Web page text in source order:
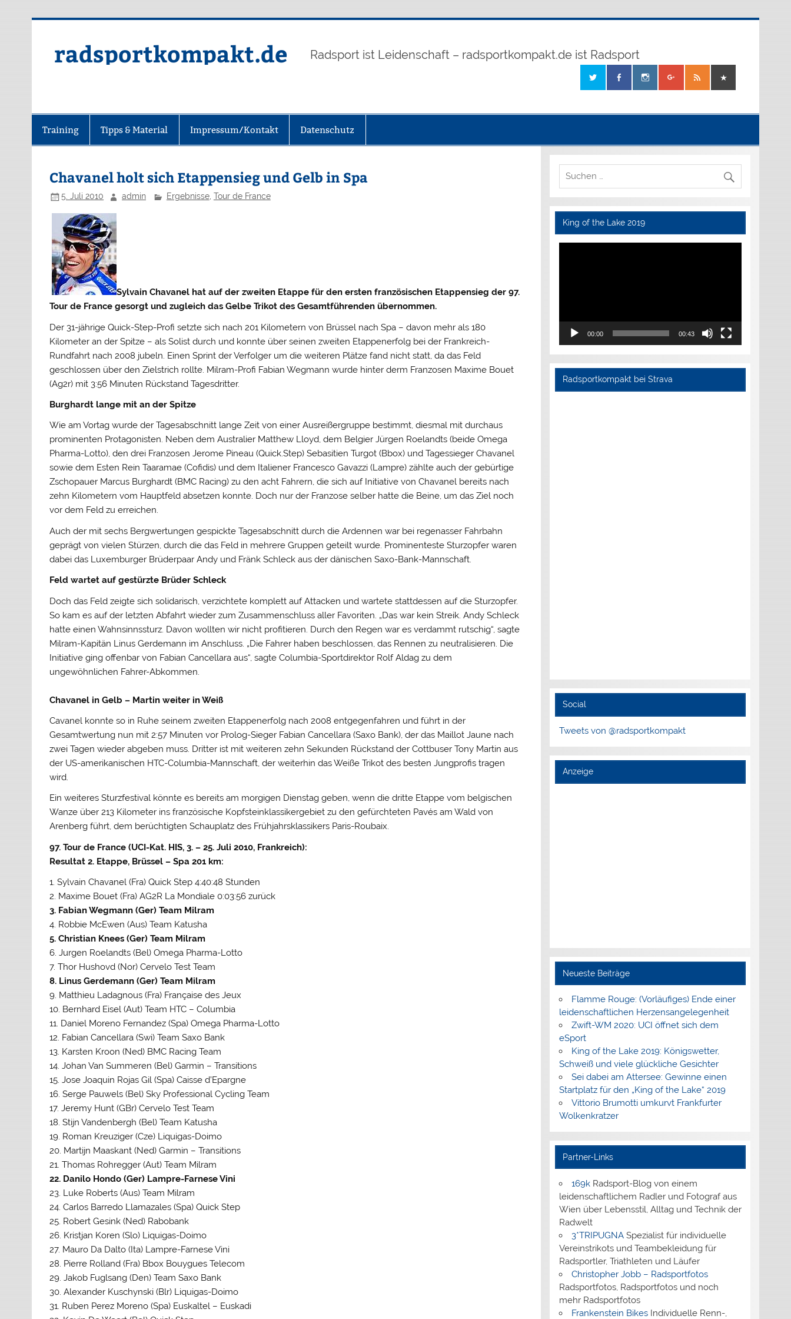
radsportkompakt.de Radsport ist Leidenschaft – radsportkompakt.de ist Radsport
Training Tipps & Material Impressum/Kontakt Datenschutz
Chavanel holt sich Etappensieg und Gelb in Spa
5. Juli 2010 admin Ergebnisse, Tour de France
Sylvain Chavanel hat auf der zweiten Etappe für den ersten französischen Etappensieg der 97.
Tour de France gesorgt und zugleich das Gelbe Trikot des Gesamtführenden übernommen.
Der 31-jährige Quick-Step-Profi setzte sich nach 201 Kilometern von Brüssel nach Spa – davon mehr als 180
Kilometer an der Spitze – als Solist durch und konnte über seinen zweiten Etappenerfolg bei der Frankreich-
Rundfahrt nach 2008 jubeln. Einen Sprint der Verfolger um die weiteren Plätze fand nicht statt, da das Feld
geschlossen über den Zielstrich rollte. Milram-Profi Fabian Wegmann wurde hinter derm Franzosen Maxime Bouet
(Ag2r) mit 3:56 Minuten Rückstand Tagesdritter.
Burghardt lange mit an der Spitze
Wie am Vortag wurde der Tagesabschnitt lange Zeit von einer Ausreißergruppe bestimmt, diesmal mit durchaus
prominenten Protagonisten. Neben dem Australier Matthew Lloyd, dem Belgier Jürgen Roelandts (beide Omega
Pharma-Lotto), den drei Franzosen Jerome Pineau (Quick.Step) Sebasitien Turgot (Bbox) und Tagessieger Chavanel
sowie dem Esten Rein Taaramae (Cofidis) und dem Italiener Francesco Gavazzi (Lampre) zählte auch der gebürtige
Zschopauer Marcus Burghardt (BMC Racing) zu den acht Fahrern, die sich auf Initiative von Chavanel bereits nach
zehn Kilometern vom Hauptfeld absetzen konnte. Doch nur der Franzose selber hatte die Beine, um das Ziel noch
vor dem Feld zu erreichen.
Auch der mit sechs Bergwertungen gespickte Tagesabschnitt durch die Ardennen war bei regenasser Fahrbahn
geprägt von vielen Stürzen, durch die das Feld in mehrere Gruppen geteilt wurde. Prominenteste Sturzopfer waren
dabei das Luxemburger Brüderpaar Andy und Fränk Schleck aus der dänischen Saxo-Bank-Mannschaft.
Feld wartet auf gestürzte Brüder Schleck
Doch das Feld zeigte sich solidarisch, verzichtete komplett auf Attacken und wartete stattdessen auf die Sturzopfer.
So kam es auf der letzten Abfahrt wieder zum Zusammenschluss aller Favoriten. „Das war kein Streik. Andy Schleck
hatte einen Wahnsinnssturz. Davon wollten wir nicht profitieren. Durch den Regen war es verdammt rutschig“, sagte
Milram-Kapitän Linus Gerdemann im Anschluss. „Die Fahrer haben beschlossen, das Rennen zu neutralisieren. Die
Initiative ging offenbar von Fabian Cancellara aus“, sagte Columbia-Sportdirektor Rolf Aldag zu dem
ungewöhnlichen Fahrer-Abkommen.
Chavanel in Gelb – Martin weiter in Weiß
Cavanel konnte so in Ruhe seinem zweiten Etappenerfolg nach 2008 entgegenfahren und führt in der
Gesamtwertung nun mit 2:57 Minuten vor Prolog-Sieger Fabian Cancellara (Saxo Bank), der das Maillot Jaune nach
zwei Tagen wieder abgeben muss. Dritter ist mit weiteren zehn Sekunden Rückstand der Cottbuser Tony Martin aus
der US-amerikanischen HTC-Columbia-Mannschaft, der weiterhin das Weiße Trikot des besten Jungprofis tragen
wird.
Ein weiteres Sturzfestival könnte es bereits am morgigen Dienstag geben, wenn die dritte Etappe vom belgischen
Wanze über 213 Kilometer ins französische Kopfsteinklassikergebiet zu den gefürchteten Pavés am Wald von
Arenberg führt, dem berüchtigten Schauplatz des Frühjahrsklassikers Paris-Roubaix.
97. Tour de France (UCI-Kat. HIS, 3. – 25. Juli 2010, Frankreich):
Resultat 2. Etappe, Brüssel – Spa 201 km:
1. Sylvain Chavanel (Fra) Quick Step 4:40:48 Stunden
2. Maxime Bouet (Fra) AG2R La Mondiale 0:03:56 zurück
3. Fabian Wegmann (Ger) Team Milram
4. Robbie McEwen (Aus) Team Katusha
5. Christian Knees (Ger) Team Milram
6. Jurgen Roelandts (Bel) Omega Pharma-Lotto
7. Thor Hushovd (Nor) Cervelo Test Team
8. Linus Gerdemann (Ger) Team Milram
9. Matthieu Ladagnous (Fra) Française des Jeux
10. Bernhard Eisel (Aut) Team HTC – Columbia
11. Daniel Moreno Fernandez (Spa) Omega Pharma-Lotto
12. Fabian Cancellara (Swi) Team Saxo Bank
13. Karsten Kroon (Ned) BMC Racing Team
14. Johan Van Summeren (Bel) Garmin – Transitions
15. Jose Joaquin Rojas Gil (Spa) Caisse d’Epargne
16. Serge Pauwels (Bel) Sky Professional Cycling Team
17. Jeremy Hunt (GBr) Cervelo Test Team
18. Stijn Vandenbergh (Bel) Team Katusha
19. Roman Kreuziger (Cze) Liquigas-Doimo
20. Martijn Maaskant (Ned) Garmin – Transitions
21. Thomas Rohregger (Aut) Team Milram
22. Danilo Hondo (Ger) Lampre-Farnese Vini
23. Luke Roberts (Aus) Team Milram
24. Carlos Barredo Llamazales (Spa) Quick Step
25. Robert Gesink (Ned) Rabobank
26. Kristjan Koren (Slo) Liquigas-Doimo
27. Mauro Da Dalto (Ita) Lampre-Farnese Vini
28. Pierre Rolland (Fra) Bbox Bouygues Telecom
29. Jakob Fuglsang (Den) Team Saxo Bank
30. Alexander Kuschynski (Blr) Liquigas-Doimo
31. Ruben Perez Moreno (Spa) Euskaltel – Euskadi
King of the Lake 2019
Video-
00:00 00:43
Radsportkompakt bei Strava
Social
Tweets von @radsportkompakt
Anzeige
Neueste Beiträge
Flamme Rouge: (Vorläufiges) Ende einer
leidenschaftlichen Herzensangelegenheit
Zwift-WM 2020: UCI öffnet sich dem
eSport
King of the Lake 2019: Königswetter,
Schweiß und viele glückliche Gesichter
Sei dabei am Attersee: Gewinne einen
Startplatz für den „King of the Lake“ 2019
Vittorio Brumotti umkurvt Frankfurter
Wolkenkratzer
Partner-Links
169kRadsport-Blog von einem
leidenschaftlichem Radler und Fotograf aus
Wien über Lebensstil, Alltag und Technik der
Radwelt
3*TRIPUGNASpezialist für individuelle
Vereinstrikots und Teambekleidung für
Radsportler, Triathleten und Läufer
Christopher Jobb – Radsportfotos
Radsportfotos, Radsportfotos und noch
mehr Radsportfotos
Frankenstein BikesIndividuelle Renn-,